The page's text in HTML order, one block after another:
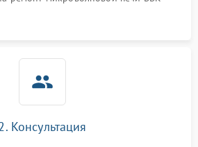
1000 ₽
Консультация